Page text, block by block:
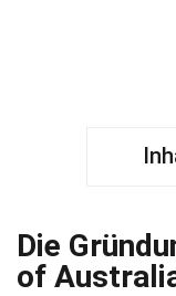
Die
of